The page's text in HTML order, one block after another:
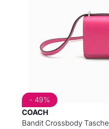
COACH
Bandit Crossbody Tasche
- 49%